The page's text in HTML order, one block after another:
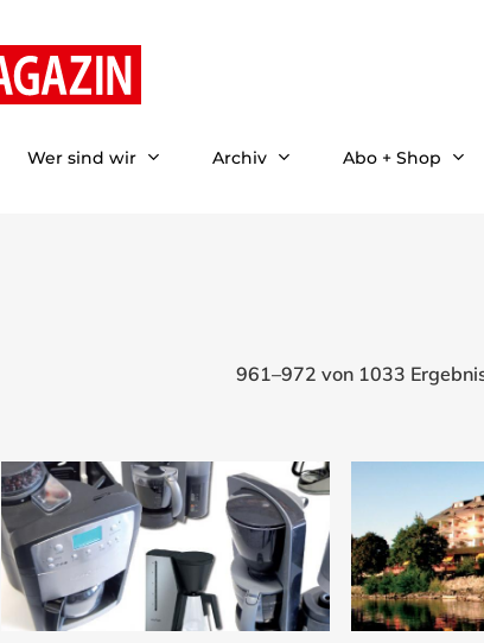
Wer sind wir Archiv Abo + Shop
961–972 von 1033